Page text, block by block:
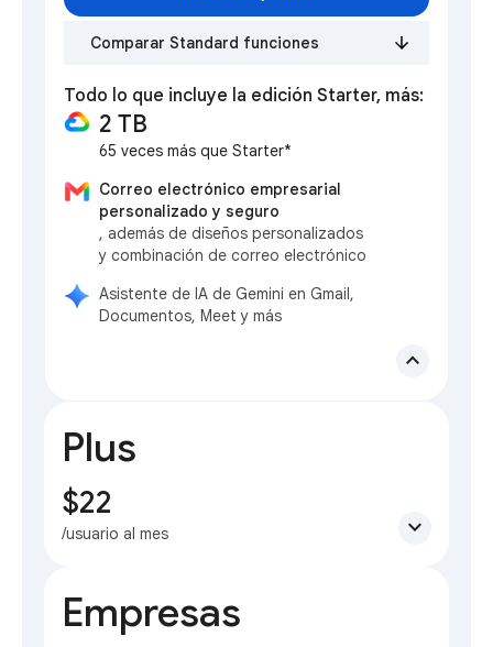
Comparar Standard funciones
Todo lo que incluye la edición Starter, más:
2 TB
65 veces más que Starter*
Correo electrónico empresarial
personalizado y seguro
, además de diseños personalizados
y combinación de correo electrónico
Asistente de IA de Gemini en Gmail,
Documentos, Meet y más
expand_less
Plus
$22
/usuario al mes expand_more
Empresas